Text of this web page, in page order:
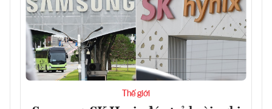
Thế giới